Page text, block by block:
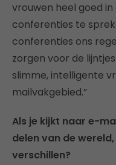
vrouwen heel goed
conferenties te
conferenties ons
zorgen voor de
slimme, intelligente
mailvakgebied.”
Als je kijkt naar e-
delen van de
verschillen?